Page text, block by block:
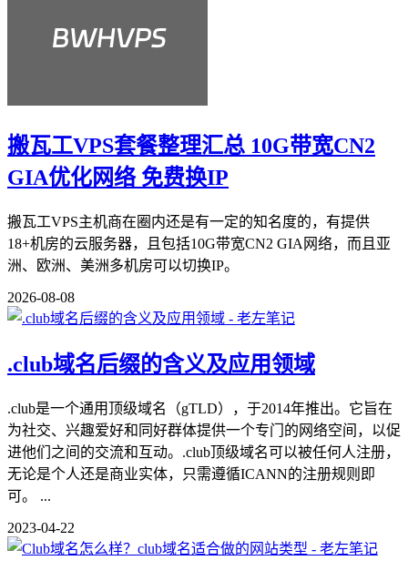
搬瓦工VPS套餐整理汇总 10G带宽CN2
GIA优化网络 免费换IP
搬瓦工VPS主机商在圈内还是有一定的知名度的，有提供
18+机房的云服务器，且包括10G带宽CN2 GIA网络，而且亚
洲、欧洲、美洲多机房可以切换IP。
2026-08-08
.club域名后缀的含义及应用领域
.club是一个通用顶级域名（gTLD），于2014年推出。它旨在
为社交、兴趣爱好和同好群体提供一个专门的网络空间，以促
进他们之间的交流和互动。.club顶级域名可以被任何人注册，
无论是个人还是商业实体，只需遵循ICANN的注册规则即
可。 ...
2023-04-22